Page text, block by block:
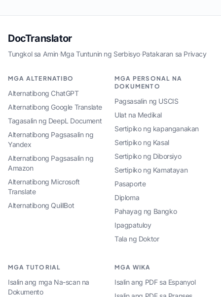
DocTranslator
Tungkol sa Amin·Mga Tuntunin ng Serbisyo·Patakaran sa Privacy
MGA ALTERNATIBO
Alternatibong ChatGPT
Alternatibong Google Translate
Tagasalin ng DeepL Document
Alternatibong Pagsasalin ng
Yandex
Alternatibong Pagsasalin ng
Amazon
Alternatibong Microsoft
Translate
Alternatibong QuillBot
MGA PERSONAL NA
DOKUMENTO
Pagsasalin ng USCIS
Ulat na Medikal
Sertipiko ng kapanganakan
Sertipiko ng Kasal
Sertipiko ng Diborsiyo
Sertipiko ng Kamatayan
Pasaporte
Diploma
Pahayag ng Bangko
Ipagpatuloy
Tala ng Doktor
MGA TUTORIAL
Isalin ang mga Na-scan na
Dokumento
MGA WIKA
Isalin ang PDF sa Espanyol